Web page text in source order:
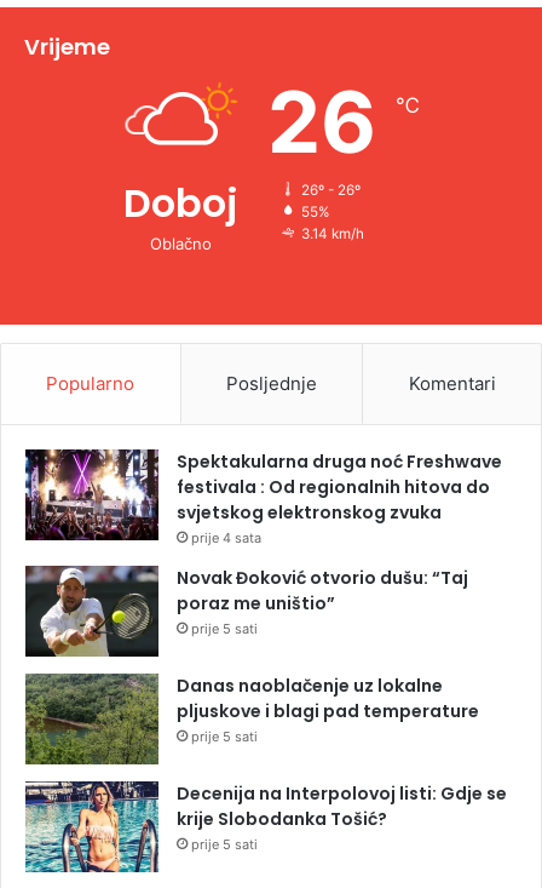
vVrijeme
Doboj
Oblačno
26 ℃
26º - 26º
55%
3.14 km/h
Popularno Posljednje Komentari
Spektakularna druga noć Freshwave
festivala : Od regionalnih hitova do
svjetskog elektronskog zvuka
prije 4 sata
Novak Đoković otvorio dušu: “Taj
poraz me uništio”
prije 5 sati
Danas naoblačenje uz lokalne
pljuskove i blagi pad temperature
prije 5 sati
Decenija na Interpolovoj listi: Gdje se
krije Slobodanka Tošić?
prije 5 sati